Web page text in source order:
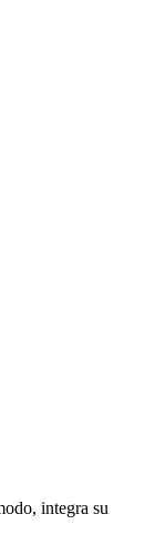
integra su